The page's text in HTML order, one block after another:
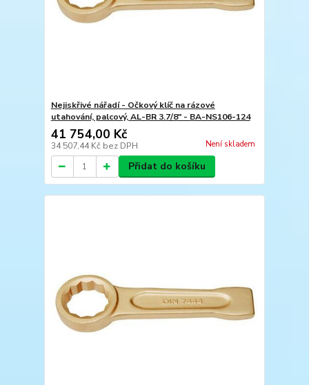
Nejiskřivé nářadí - Očkový klíč na rázové
utahování, palcový, AL-BR 3.7/8" - BA-NS106-124
41 754,00 Kč
34 507,44 Kč bez DPH Není skladem
Přidat do košíku